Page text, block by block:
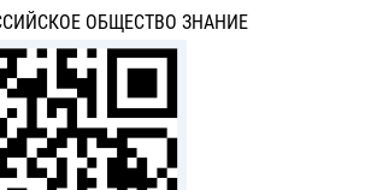
ОБЩЕСТВО ЗНАНИЕ